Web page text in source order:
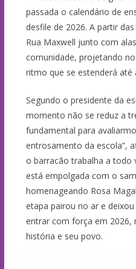
passada o calendário de
desfile de 2026. A partir
Rua Maxwell junto com
comunidade, projetando
ritmo que se estenderá até
Segundo o presidente da
momento não se reduz a
fundamental para
entrosamento da escola”,
o barracão trabalha a todo
está empolgada com o
homenageando Rosa
etapa pairou no ar e
entrar com força em 2026,
história e seu povo.